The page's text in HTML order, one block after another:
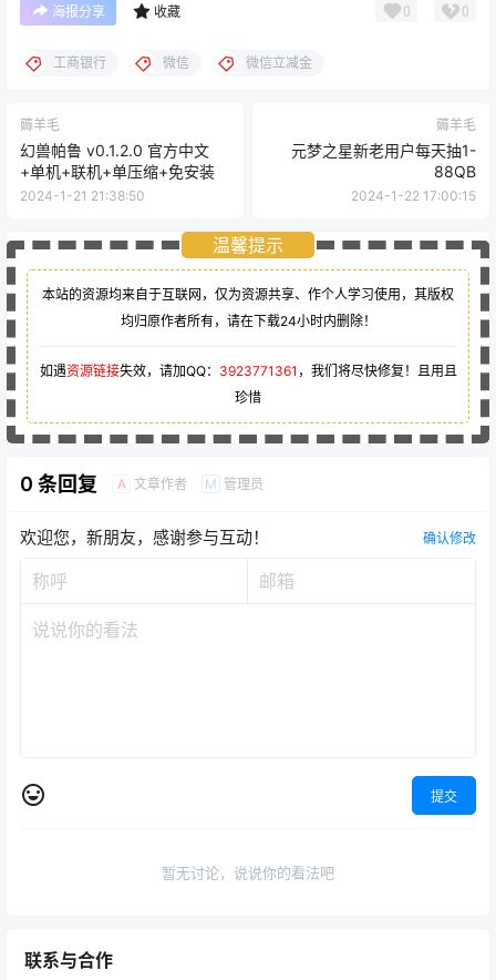
海报分享 收藏 0 0
工商银行 微信 微信立减金
薅羊毛
幻兽帕鲁 v0.1.2.0 官方中文
+单机+联机+单压缩+免安装
2024-1-21 21:38:50
薅羊毛
元梦之星新老用户每天抽1-
88QB
2024-1-22 17:00:15
温馨提示
本站的资源均来自于互联网，仅为资源共享、作个人学习使用，其版权
均归原作者所有，请在下载24小时内删除！
如遇资源链接失效，请加QQ： 3923771361 ，我们将尽快修复！且用且
珍惜
0 条回复 A 文章作者 M 管理员
欢迎您，新朋友，感谢参与互动！ 确认修改
提交
暂无讨论，说说你的看法吧
联系与合作